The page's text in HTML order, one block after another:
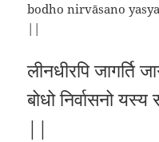
bodho nirvāsano
||
लीनधीरपि जागर्ति
बोधो निर्वासनो
||